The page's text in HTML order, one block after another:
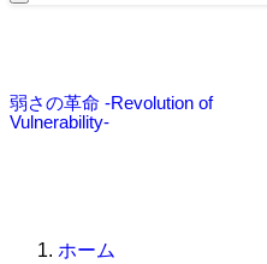
弱さの革命 -Revolution of
Vulnerability-
ホーム